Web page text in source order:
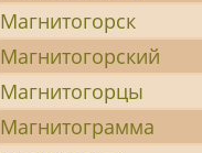
Магнитогорск
Магнитогорский
Магнитогорцы
Магнитограмма